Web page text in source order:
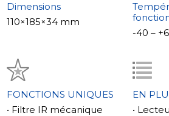
Dimensions
110×185×34 mm
-40 –
FONCTIONS UNIQUES
• Filtre IR mécanique
EN
•